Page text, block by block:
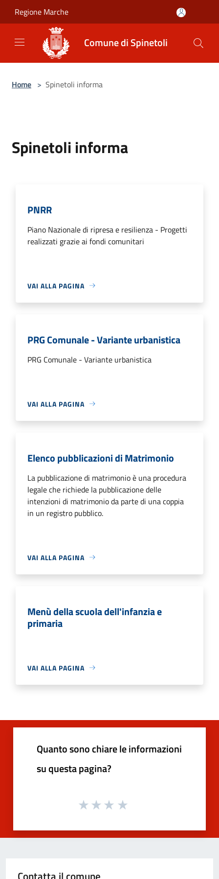
Regione Marche
Comune di Spinetoli
Home > Spinetoli informa
Spinetoli informa
PNRR
Piano Nazionale di ripresa e resilienza - Progetti
realizzati grazie ai fondi comunitari
VAI ALLA PAGINA
PRG Comunale - Variante urbanistica
PRG Comunale - Variante urbanistica
VAI ALLA PAGINA
Elenco pubblicazioni di Matrimonio
La pubblicazione di matrimonio è una procedura
legale che richiede la pubblicazione delle
intenzioni di matrimonio da parte di una coppia
in un registro pubblico.
VAI ALLA PAGINA
Menù della scuola dell'infanzia e
primaria
VAI ALLA PAGINA
Quanto sono chiare le informazioni
su questa pagina?